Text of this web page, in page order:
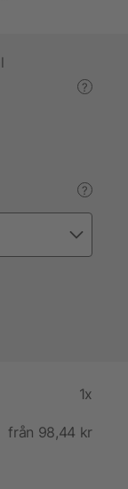
?
?
1x
från 98,44 kr